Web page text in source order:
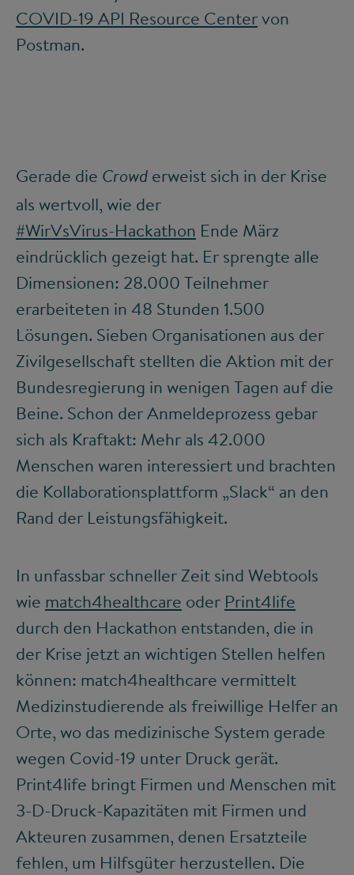
COVID-19 API Resource Centervon
Postman.
Gerade die Crowd erweist sich in der Krise
als wertvoll, wie der
#WirVsVirus-Hackathon Ende März
eindrücklich gezeigt hat. Er sprengte alle
Dimensionen: 28.000 Teilnehmer
erarbeiteten in 48 Stunden 1.500
Lösungen. Sieben Organisationen aus der
Zivilgesellschaft stellten die Aktion mit der
Bundesregierung in wenigen Tagen auf die
Beine. Schon der Anmeldeprozess gebar
sich als Kraftakt: Mehr als 42.000
Menschen waren interessiert und brachten
die Kollaborationsplattform „Slack“ an den
Rand der Leistungsfähigkeit.
In unfassbar schneller Zeit sind Webtools
wie match4healthcare oder Print4life
durch den Hackathon entstanden, die in
der Krise jetzt an wichtigen Stellen helfen
können: match4healthcare vermittelt
Medizinstudierende als freiwillige Helfer an
Orte, wo das medizinische System gerade
wegen Covid-19 unter Druck gerät.
Print4life bringt Firmen und Menschen mit
3-D-Druck-Kapazitäten mit Firmen und
Akteuren zusammen, denen Ersatzteile
fehlen, um Hilfsgüter herzustellen. Die